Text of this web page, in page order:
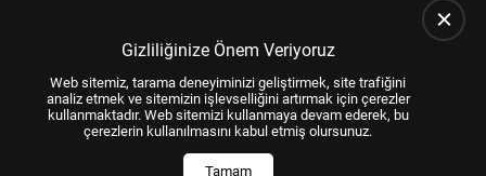
Gizliliğinize Önem Veriyoruz
Web sitemiz, tarama deneyiminizi geliştirmek, site trafiğini
analiz etmek ve sitemizin işlevselliğini artırmak için çerezler
kullanmaktadır. Web sitemizi kullanmaya devam ederek, bu
çerezlerin kullanılmasını kabul etmiş olursunuz.
Tamam